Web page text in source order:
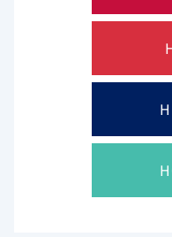
Sax PE, et al.:
リアド・サイエンシズ社より
シズ社の社員である者が含まれ